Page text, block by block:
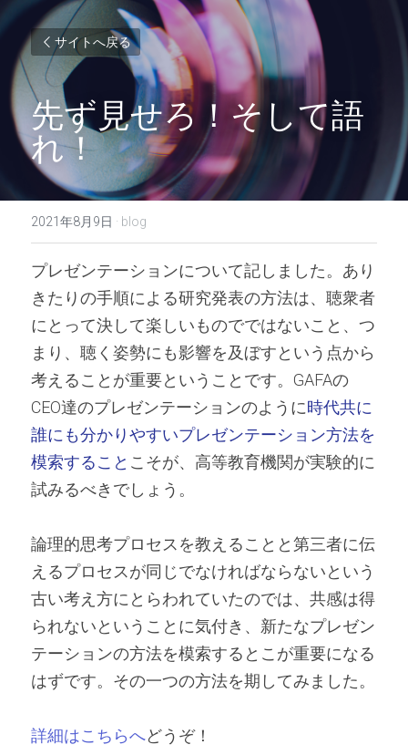
サイトへ戻る
先ず見せろ！そして語
れ！
2021年8月9日 · blog
プレゼンテーションについて記しました。あり
きたりの手順による研究発表の方法は、聴衆者
にとって決して楽しいものでではないこと、つ
まり、聴く姿勢にも影響を及ぼすという点から
考えることが重要ということです。GAFAの
CEO達のプレゼンテーションのように時代共に
誰にも分かりやすいプレゼンテーション方法を
模索すること こそが、高等教育機関が実験的に
試みるべきでしょう。
論理的思考プロセスを教えることと第三者に伝
えるプロセスが同じでなければならないという
古い考え方にとらわれていたのでは、共感は得
られないということに気付き、新たなプレゼン
テーションの方法を模索するとこが重要になる
はずです。その一つの方法を期してみました。
詳細はこちらへどうぞ！